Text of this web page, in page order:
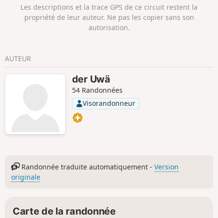
Les descriptions et la trace GPS de ce circuit restent la
propriété de leur auteur. Ne pas les copier sans son
autorisation.
AUTEUR
der Uwä
54 Randonnées
Visorandonneur
Randonnée traduite automatiquement -Version
originale
Carte de la randonnée